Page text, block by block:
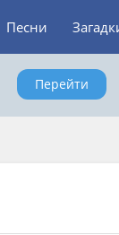
Песни
Перейти